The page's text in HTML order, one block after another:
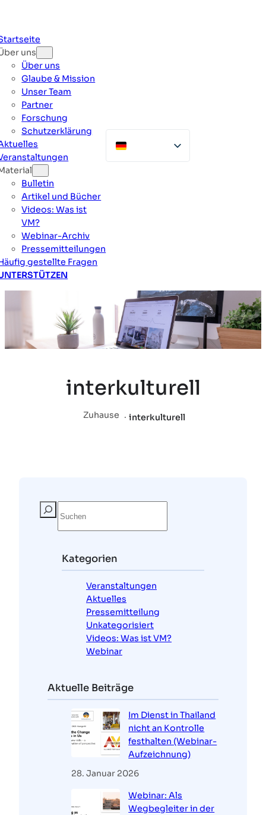
springen
uns
Über uns
Glaube & Mission
Unser Team
Partner
Forschung
Schutzerklärung
Bulletin
Artikel und Bücher
Videos: Was ist
VM?
Webinar-Archiv
Pressemitteilungen
gestellte Fragen
interkulturell
Zuhause . interkulturell
Kategorien
Veranstaltungen
Aktuelles
Pressemitteilung
Unkategorisiert
Videos: Was ist VM?
Webinar
Aktuelle Beiträge
Im Dienst in Thailand
nicht an Kontrolle
festhalten (Webinar-
Aufzeichnung)
28. Januar 2026
Webinar: Als
Wegbegleiter in der